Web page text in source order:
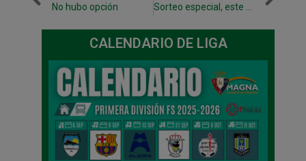
No hubo opción
CALENDARIO DE LIGA